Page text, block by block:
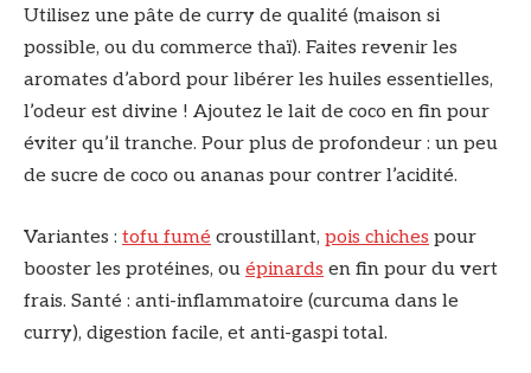
Utilisez une pâte de curry de qualité (maison si
possible, ou du commerce thaï). Faites revenir les
aromates d’abord pour libérer les huiles essentielles,
l’odeur est divine ! Ajoutez le lait de coco en fin pour
éviter qu’il tranche. Pour plus de profondeur : un peu
de sucre de coco ou ananas pour contrer l’acidité.
Variantes : tofu fumé croustillant, pois chiches pour
booster les protéines, ou épinards en fin pour du vert
frais. Santé : anti-inflammatoire (curcuma dans le
curry), digestion facile, et anti-gaspi total.